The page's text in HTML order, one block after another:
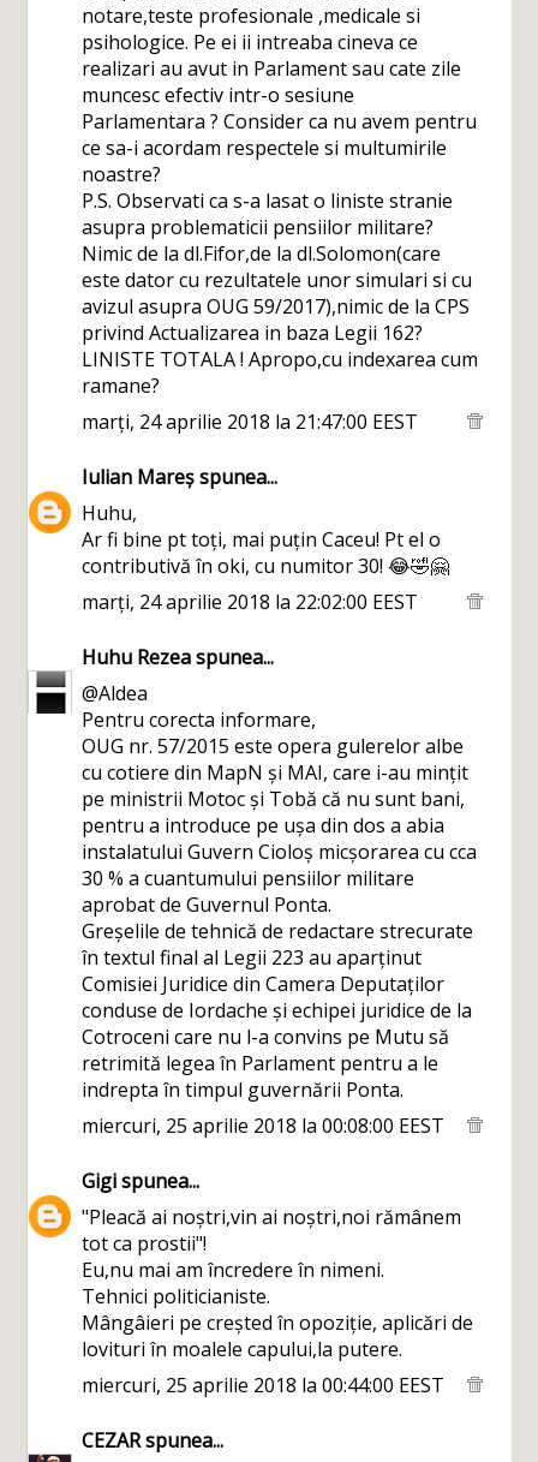
notare,teste profesionale ,medicale si
psihologice. Pe ei ii intreaba cineva ce
realizari au avut in Parlament sau cate zile
muncesc efectiv intr-o sesiune
Parlamentara ? Consider ca nu avem pentru
ce sa-i acordam respectele si multumirile
noastre?
P.S. Observati ca s-a lasat o liniste stranie
asupra problematicii pensiilor militare?
Nimic de la dl.Fifor,de la dl.Solomon(care
este dator cu rezultatele unor simulari si cu
avizul asupra OUG 59/2017),nimic de la CPS
privind Actualizarea in baza Legii 162?
LINISTE TOTALA ! Apropo,cu indexarea cum
ramane?
marți, 24 aprilie 2018 la 21:47:00 EEST
Iulian Mareșspunea...
Huhu,
Ar fi bine pt toți, mai puțin Caceu! Pt el o
contributivă în oki, cu numitor 30! 😂🤣🤗
marți, 24 aprilie 2018 la 22:02:00 EEST
Huhu Rezeaspunea...
@Aldea
Pentru corecta informare,
OUG nr. 57/2015 este opera gulerelor albe
cu cotiere din MapN și MAI, care i-au mințit
pe ministrii Motoc și Tobă că nu sunt bani,
pentru a introduce pe ușa din dos a abia
instalatului Guvern Cioloș micșorarea cu cca
30 % a cuantumului pensiilor militare
aprobat de Guvernul Ponta.
Greșelile de tehnică de redactare strecurate
în textul final al Legii 223 au aparținut
Comisiei Juridice din Camera Deputaților
conduse de Iordache și echipei juridice de la
Cotroceni care nu l-a convins pe Mutu să
retrimită legea în Parlament pentru a le
indrepta în timpul guvernării Ponta.
miercuri, 25 aprilie 2018 la 00:08:00 EEST
Gigispunea...
"Pleacă ai noștri,vin ai noștri,noi rămânem
tot ca prostii"!
Eu,nu mai am încredere în nimeni.
Tehnici politicianiste.
Mângâieri pe creșted în opoziție, aplicări de
lovituri în moalele capului,la putere.
miercuri, 25 aprilie 2018 la 00:44:00 EEST
CEZARspunea...